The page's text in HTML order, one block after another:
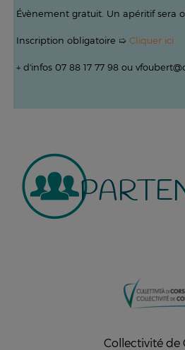
Évènement gratuit. Un apéritif sera
Inscription obligatoire ➯ Cliquer ici
+ d'infos 07 88 17 77 98 ou
Collectivité de